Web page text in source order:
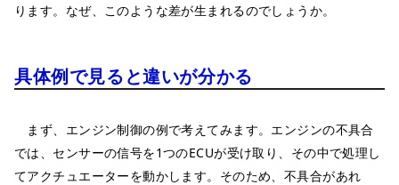
ります。なぜ、このような差が生まれるのでしょうか。
具体例で見ると違いが分かる
まず、エンジン制御の例で考えてみます。エンジンの不具合
では、センサーの信号を1つのECUが受け取り、その中で処理し
てアクチュエーターを動かします。そのため、不具合があれ